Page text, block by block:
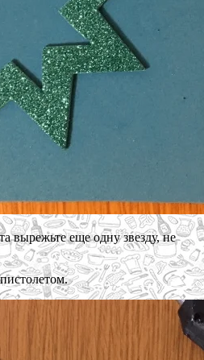
вырежьте еще одну звезду, не